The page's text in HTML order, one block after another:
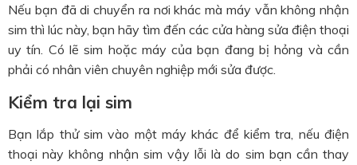
Nếu bạn đã di chuyển ra nơi khác mà máy vẫn không nhận
sim thì lúc này, bạn hãy tìm đến các cửa hàng sửa điện thoại
uy tín. Có lẽ sim hoặc máy của bạn đang bị hỏng và cần
phải có nhân viên chuyên nghiệp mới sửa được.
Kiểm tra lại sim
Bạn lắp thử sim vào một máy khác để kiểm tra, nếu điện
thoại này không nhận sim vậy lỗi là do sim bạn cần thay